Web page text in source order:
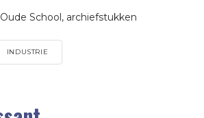
School, archiefstukken
INDUSTRIE